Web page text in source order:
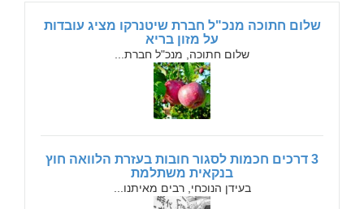
שלום חתוכה מנכ"ל חברת שיטנרקו מציג עובדות
על מזון בריא
שלום חתוכה, מנכ"ל חברת...
3 דרכים חכמות לסגור חובות בעזרת הלוואה חוץ
בנקאית משתלמת
בעידן הנוכחי, רבים מאיתנו...